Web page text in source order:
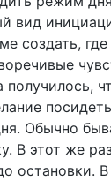
вид
создать,
Обычно
В этот же